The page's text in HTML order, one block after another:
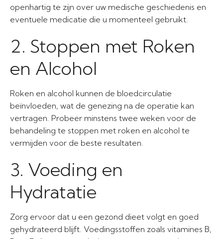
openhartig te zijn over uw medische geschiedenis en
eventuele medicatie die u momenteel gebruikt.
2. Stoppen met Roken
en Alcohol
Roken en alcohol kunnen de bloedcirculatie
beïnvloeden, wat de genezing na de operatie kan
vertragen. Probeer minstens twee weken voor de
behandeling te stoppen met roken en alcohol te
vermijden voor de beste resultaten.
3. Voeding en
Hydratatie
Zorg ervoor dat u een gezond dieet volgt en goed
gehydrateerd blijft. Voedingsstoffen zoals vitamines B,